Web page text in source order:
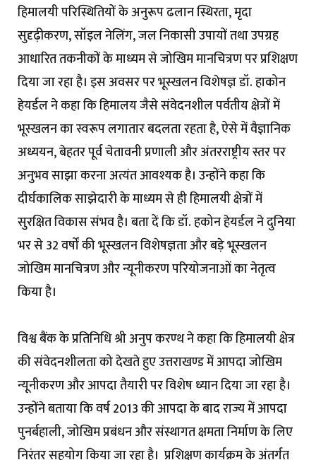
हिमालयी परिस्थितियों के अनुरूप ढलान स्थिरता, मृदा
सुदृढ़ीकरण, सॉइल नेलिंग, जल निकासी उपायों तथा उपग्रह
आधारित तकनीकों के माध्यम से जोखिम मानचित्रण पर प्रशिक्षण
दिया जा रहा है। इस अवसर पर भूस्खलन विशेषज्ञ डॉ. हाकोन
हेयर्डल ने कहा कि हिमालय जैसे संवेदनशील पर्वतीय क्षेत्रों में
भूस्खलन का स्वरूप लगातार बदलता रहता है, ऐसे में वैज्ञानिक
अध्ययन, बेहतर पूर्व चेतावनी प्रणाली और अंतरराष्ट्रीय स्तर पर
अनुभव साझा करना अत्यंत आवश्यक है। उन्होंने कहा कि
दीर्घकालिक साझेदारी के माध्यम से ही हिमालयी क्षेत्रों में
सुरक्षित विकास संभव है। बता दें कि डॉ. हकोन हेयर्डल ने दुनिया
भर से 32 वर्षों की भूस्खलन विशेषज्ञता और बड़े भूस्खलन
जोखिम मानचित्रण और न्यूनीकरण परियोजनाओं का नेतृत्व
किया है।
विश्व बैंक के प्रतिनिधि श्री अनुप करण्थ ने कहा कि हिमालयी क्षेत्र
की संवेदनशीलता को देखते हुए उत्तराखण्ड में आपदा जोखिम
न्यूनीकरण और आपदा तैयारी पर विशेष ध्यान दिया जा रहा है।
उन्होंने बताया कि वर्ष 2013 की आपदा के बाद राज्य में आपदा
पुनर्बहाली, जोखिम प्रबंधन और संस्थागत क्षमता निर्माण के लिए